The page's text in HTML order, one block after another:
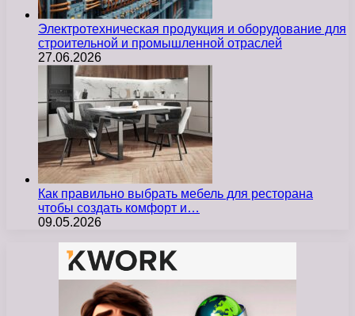
Электротехническая продукция и оборудование для
строительной и промышленной отраслей
27.06.2026
Как правильно выбрать мебель для ресторана
чтобы создать комфорт и…
09.05.2026